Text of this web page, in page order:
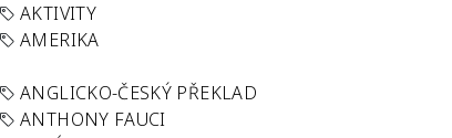
AKTIVITY
AMERIKA
ANGLICKO-ČESKÝ PŘEKLAD
ANTHONY FAUCI